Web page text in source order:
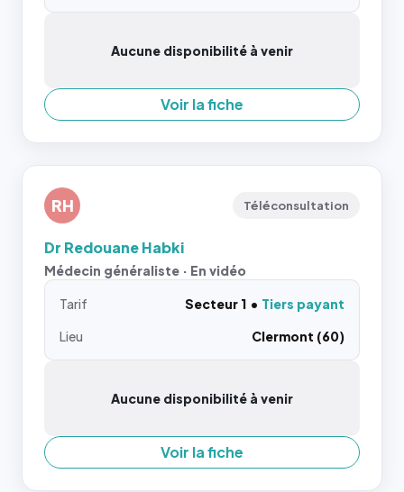
Aucune disponibilité à venir
Voir la fiche
RH Téléconsultation
Dr Redouane Habki
Médecin généraliste · En vidéo
Tarif Secteur 1
Tiers payant
Lieu
Clermont (60)
Aucune disponibilité à venir
Voir la fiche